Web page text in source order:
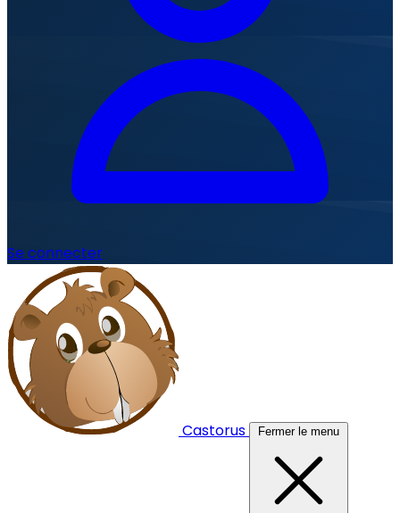
Se connecter
Castorus Fermer le menu